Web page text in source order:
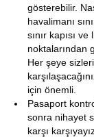
gösterebilir.
havalimanı
sınır kapısı
noktalarından
Her şeye
için önemli.
Pasaport
sonra nihayet
karşı